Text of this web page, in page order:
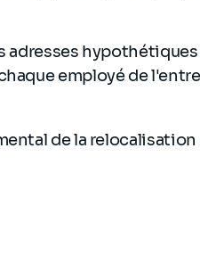
adresses
employé de
de la